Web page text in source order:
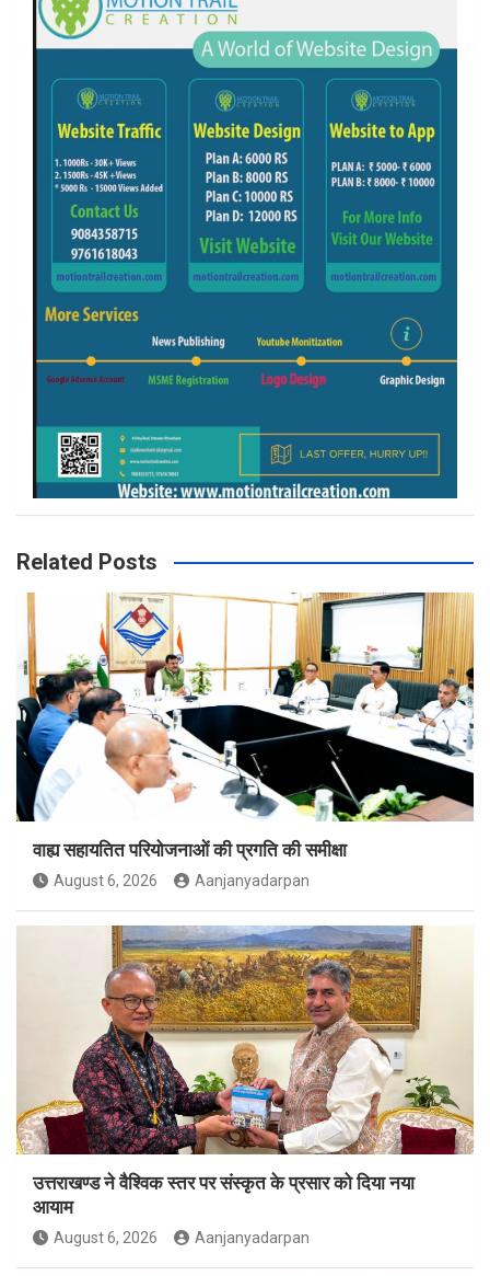
Related Posts
वाह्य सहायतित परियोजनाओं की प्रगति की समीक्षा
August 6, 2026 Aanjanyadarpan
उत्तराखण्ड ने वैश्विक स्तर पर संस्कृत के प्रसार को दिया नया
आयाम
August 6, 2026 Aanjanyadarpan